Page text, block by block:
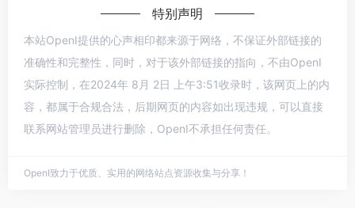
特别声明
本站OpenI提供的心声相印都来源于网络，不保证外部链接的
准确性和完整性，同时，对于该外部链接的指向，不由OpenI
实际控制，在2024年 8月 2日 上午3:51收录时，该网页上的内
容，都属于合规合法，后期网页的内容如出现违规，可以直接
联系网站管理员进行删除，OpenI不承担任何责任。
OpenI致力于优质、实用的网络站点资源收集与分享！